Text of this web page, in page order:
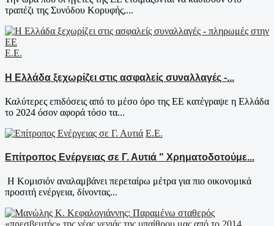
τραπέζι της Συνόδου Κορυφής,...
Ε.Ε.
Η Ελλάδα ξεχωρίζει στις ασφαλείς συναλλαγές -...
Καλύτερες επιδόσεις από το μέσο όρο της ΕΕ κατέγραψε η Ελλάδα
το 2024 όσον αφορά τόσο τα...
Ε.Ε.
Επίτροπος Ενέργειας σε Γ. Αυτιά " Χρηματοδοτούμε...
Η Κομισιόν αναλαμβάνει περεταίρω μέτρα για πιο οικονομικά
προσιτή ενέργεια, δίνοντας...